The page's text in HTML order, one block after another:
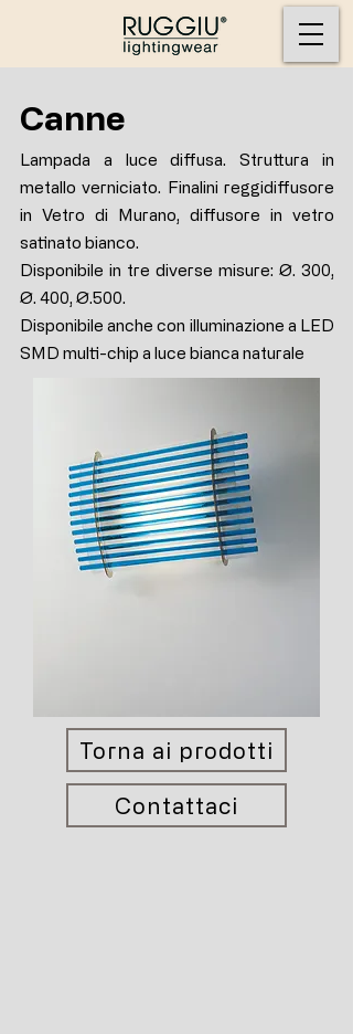
Canne
Lampada a luce diffusa. Struttura in
metallo verniciato. Finalini reggidiffusore
in Vetro di Murano, diffusore in vetro
satinato bianco.
Disponibile in tre diverse misure: Ø. 300,
Ø. 400, Ø.500.
Disponibile anche con illuminazione a LED
SMD multi-chip a luce bianca naturale
Torna ai prodotti
Contattaci